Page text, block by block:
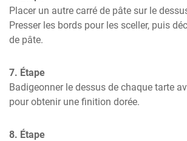
Placer un autre carré de pâte sur le
Presser les bords pour les sceller, puis
de pâte.
7. Étape
Badigeonner le dessus de chaque tarte
pour obtenir une finition dorée.
8. Étape